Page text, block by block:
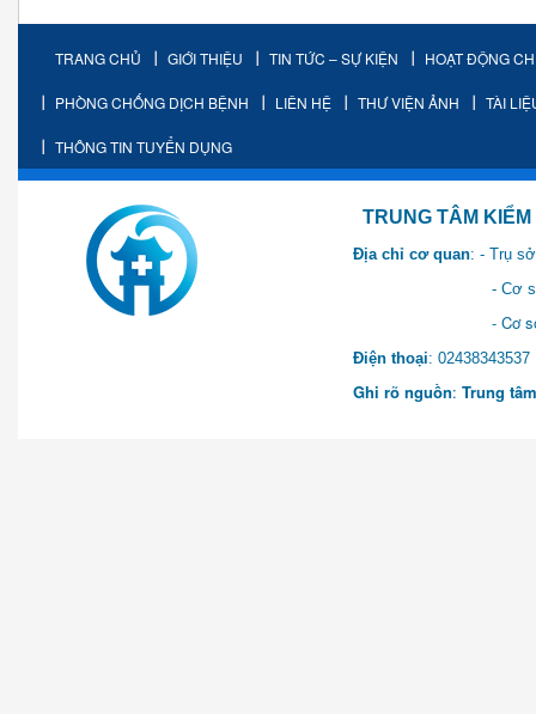
TRANG CHỦ GIỚI THIỆU TIN TỨC – SỰ KIỆN HOẠT ĐỘNG
PHÒNG CHỐNG DỊCH BỆNH LIÊN HỆ THƯ VIỆN ẢNH TÀI
THÔNG TIN TUYỂN DỤNG
TRUNG TÂM KIỂM SOÁT
Địa chỉ cơ quan: - Trụ
- Cơ sở 2: Khu Hành
- Cơ sở 3: Số 1 Ngõ 2
Điện thoại:
Ghi rõ nguồn: Trung